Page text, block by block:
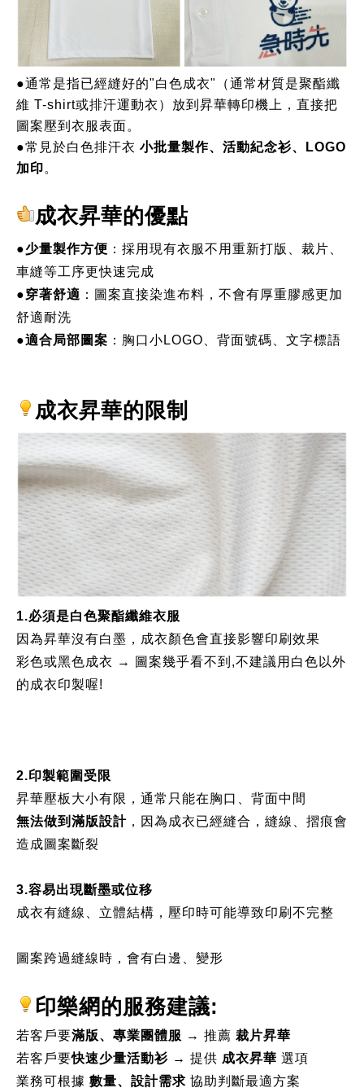
●通常是指已經縫好的"白色成衣"（通常材質是聚酯纖
維 T-shirt或排汗運動衣） 放到昇華轉印機上，直接把
圖案壓到衣服表面。
●常見於白色排汗衣 小批量製作、活動紀念衫、LOGO
加印。
成衣昇華的優點
●少量製作方便 ：採用現有衣服不用重新打版、裁片、
車縫等工序更快速完成
●穿著舒適 ：圖案直接染進布料，不會有厚重膠感更加
舒適耐洗
●適合局部圖案 ：胸口小LOGO、背面號碼、文字標語
成衣昇華的限制
1.必須是白色聚酯纖維衣服
因為昇華沒有白墨，成衣顏色會直接影響印刷效果
彩色或黑色成衣 → 圖案幾乎看不到,不建議用白色以外
的成衣印製喔!
2.印製範圍受限
昇華壓板大小有限，通常只能在胸口、背面中間
無法做到滿版設計 ，因為成衣已經縫合，縫線、摺痕會
造成圖案斷裂
3.容易出現斷墨或位移
成衣有縫線、立體結構，壓印時可能導致印刷不完整
圖案跨過縫線時，會有白邊、變形
印樂網的服務建議:
若客戶要滿版、專業團體服 → 推薦 裁片昇華
若客戶要快速少量活動衫 → 提供 成衣昇華 選項
業務可根據 數量、設計需求 協助判斷最適方案